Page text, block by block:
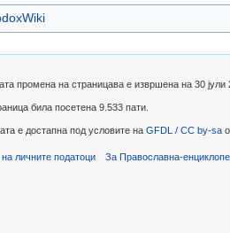
промена на страницава е извршена на 30 јули
била посетена 9.533 пати.
е достапна под условите на GFDL / CC by-sa
личните податоци За Православна-